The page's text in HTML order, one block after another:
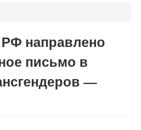
направлено
письмо в
—